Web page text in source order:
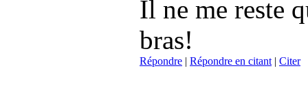
Il ne me reste
bras!
Répondre | Répondre en citant| Citer